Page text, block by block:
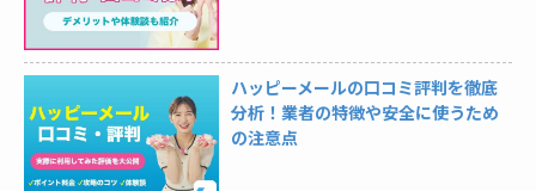
ハッピーメールの口コミ評判を徹底
分析！業者の特徴や安全に使うため
の注意点